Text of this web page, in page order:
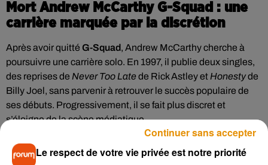
Mort Andrew McCarthy G-Squad : une
carrière marquée par la discrétion
Après avoir quitté G-Squad, Andrew McCarthy cherche à
poursuivre une carrière solo. En 1997, il publie deux singles,
des reprises de Never Too Latede Rick Astley et Honestyde
Billy Joel, sans parvenir à retrouver le succès populaire de
ses débuts. Progressivement, il se fait plus discret et
s’éloigne de la scène médiatique.
En 2020, l’artiste opère un retour plus intime sous le nom
d’Andrew avec le titre Borderline . Cette chanson aborde
Le respect de votre vie privée est notre priorité
Continuer sans accepter